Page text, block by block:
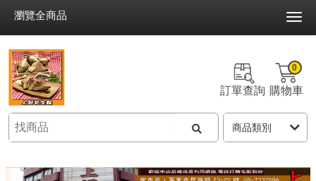
瀏覽全商品
訂單查詢
0
購物車